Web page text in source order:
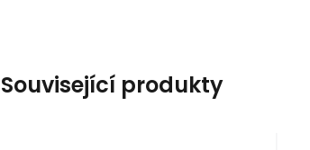
Související produkty